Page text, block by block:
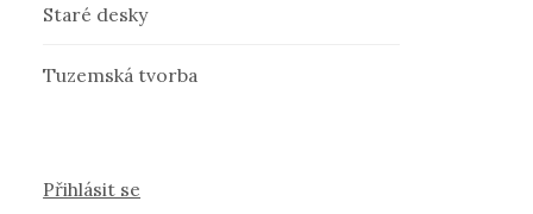
Staré desky
Tuzemská tvorba
Přihlásit se